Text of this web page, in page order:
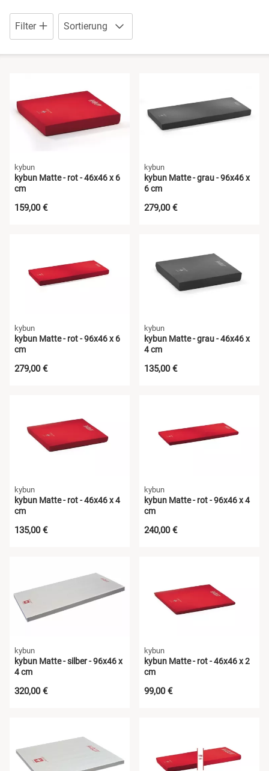
Filter Sortierung
kybun
kybun Matte - rot - 46x46 x 6
cm
159,00 €
kybun
kybun Matte - grau - 96x46 x
6 cm
279,00 €
kybun
kybun Matte - rot - 96x46 x 6
cm
279,00 €
kybun
kybun Matte - grau - 46x46 x
4 cm
135,00 €
kybun
kybun Matte - rot - 46x46 x 4
cm
135,00 €
kybun
kybun Matte - rot - 96x46 x 4
cm
240,00 €
kybun
kybun Matte - silber - 96x46 x
4 cm
320,00 €
kybun
kybun Matte - rot - 46x46 x 2
cm
99,00 €
Schuhe mit Klettverschluss
Sneaker
Wanderschuhe
Sandalen
Schuhe mit Klettverschluss
Wanderschuhe